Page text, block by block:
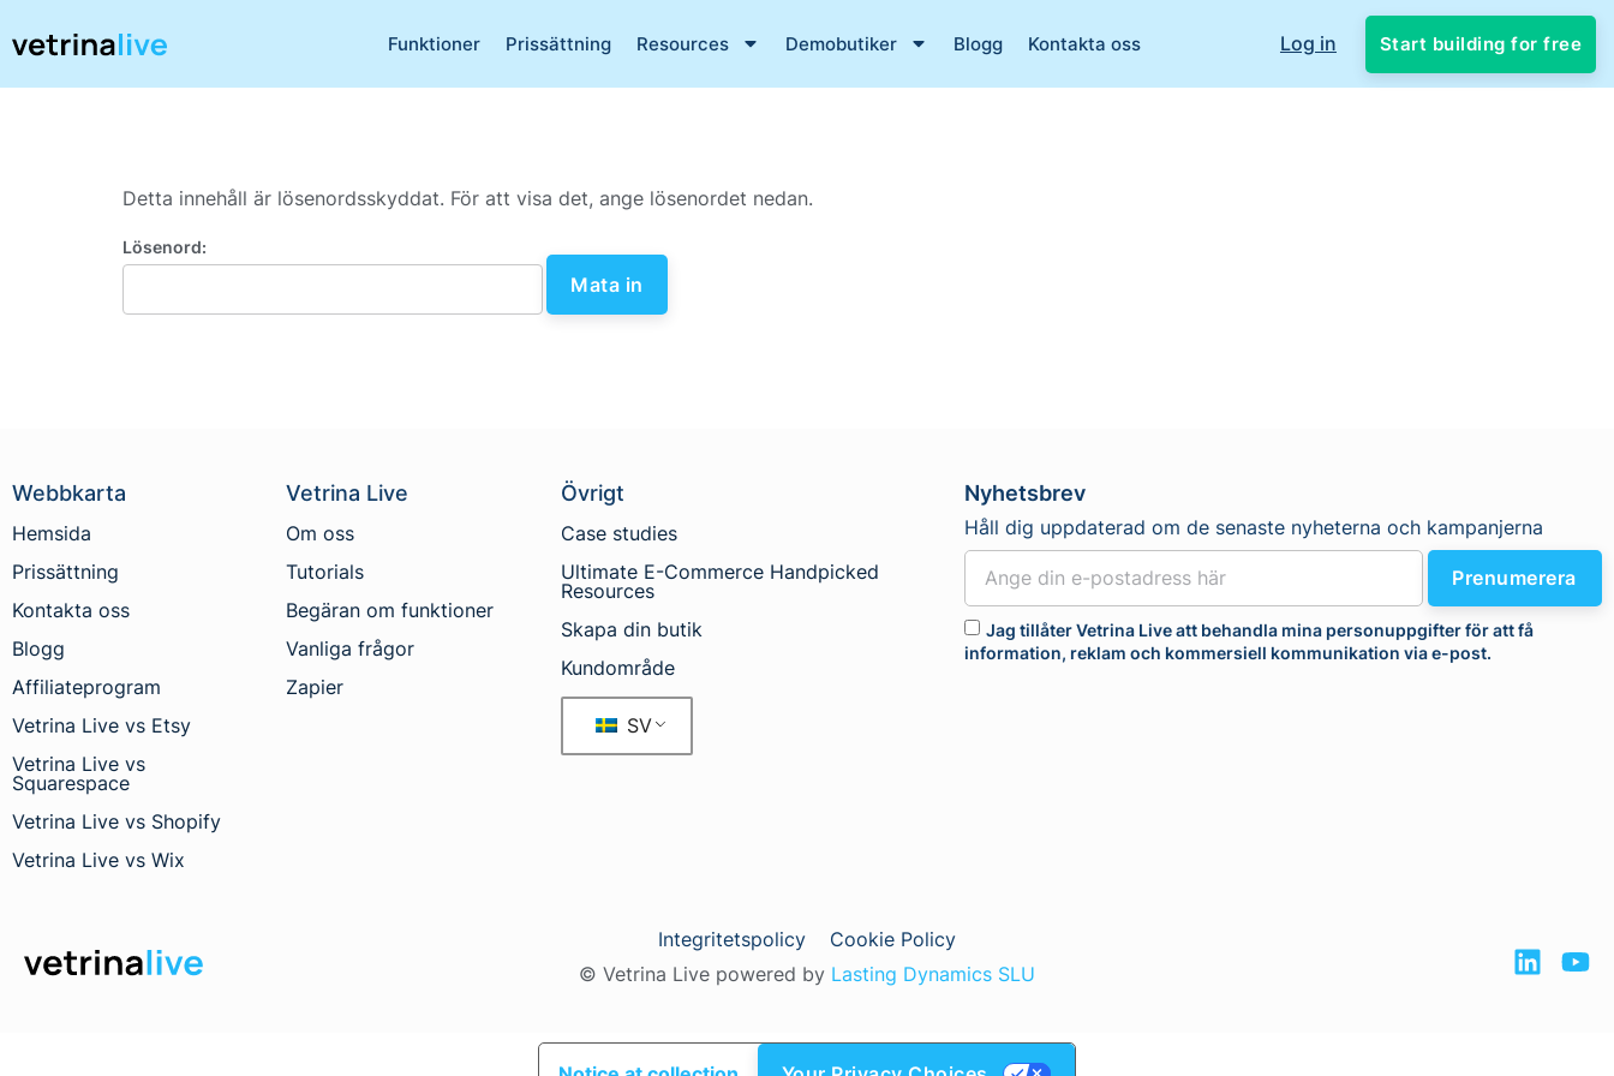
Funktioner Prissättning Resources Demobutiker Blogg Kontakta oss Log in Start building for free
Detta innehåll är lösenordsskyddat. För att visa det, ange lösenordet nedan.
Lösenord:
Webbkarta
Hemsida
Prissättning
Kontakta oss
Blogg
Affiliateprogram
Vetrina Live vs Etsy
Vetrina Live vs
Squarespace
Vetrina Live vs Shopify
Vetrina Live vs Wix
Vetrina Live
Om oss
Tutorials
Begäran om funktioner
Vanliga frågor
Zapier
Övrigt
Case studies
Ultimate E-Commerce Handpicked
Resources
Skapa din butik
Kundområde
SV
Nyhetsbrev
Håll dig uppdaterad om de senaste nyheterna och kampanjerna
Jag tillåter Vetrina Live att behandla mina personuppgifter för att få
information, reklam och kommersiell kommunikation via e-post.
Prenumerera
Integritetspolicy
Cookie Policy
© Vetrina Live powered by Lasting Dynamics SLU